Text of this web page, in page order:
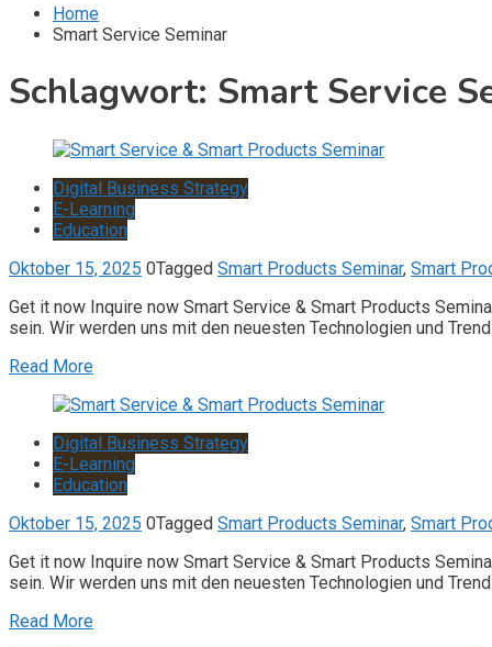
Home
Smart Service Seminar
Schlagwort: Smart Service
Digital Business Strategy
E-Learning
Education
Oktober 15, 2025 0Tagged Smart Products Seminar, Smart
Get it now Inquire now Smart Service & Smart Products
sein. Wir werden uns mit den neuesten Technologien und
Read More
Digital Business Strategy
E-Learning
Education
Oktober 15, 2025 0Tagged Smart Products Seminar, Smart
Get it now Inquire now Smart Service & Smart Products
sein. Wir werden uns mit den neuesten Technologien und
Read More